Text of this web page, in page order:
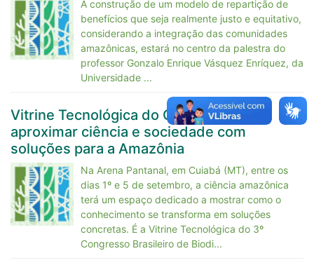
A construção de um modelo de repartição de
benefícios que seja realmente justo e equitativo,
considerando a integração das comunidades
amazônicas, estará no centro da palestra do
professor Gonzalo Enrique Vásquez Enríquez, da
Universidade ...
Vitrine Tecnológica do CBBBA 2025 vai
aproximar ciência e sociedade com
soluções para a Amazônia
Na Arena Pantanal, em Cuiabá (MT), entre os
dias 1º e 5 de setembro, a ciência amazônica
terá um espaço dedicado a mostrar como o
conhecimento se transforma em soluções
concretas. É a Vitrine Tecnológica do 3º
Congresso Brasileiro de Biodi...